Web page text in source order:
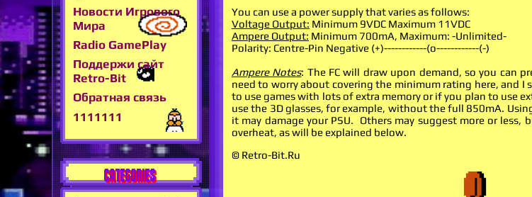
Новости Игрового
Мира
Radio GamePlay
Поддержи сайт
Retro-Bit
Обратная связь
1111111
CATEGORIES
You can use a power supply that varies as follows:
Voltage Output: Minimum 9VDC Maximum 11VDC
Ampere Output: Minimum 700mA, Maximum: -Unlimited-
Polarity: Centre-Pin Negative (+)------------(o------------(-)
Ampere Notes: The FC will draw upon demand, so you can
need to worry about covering the minimum rating here, and I
to use games with lots of extra memory or if you plan to use
use the 3D glasses, for example, without the full 850mA.
it may damage your PSU. Others may suggest more or less,
overheat, as will be explained below.
© Retro-Bit.Ru